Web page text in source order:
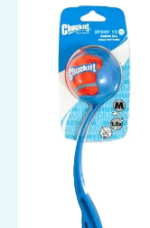
Launcher